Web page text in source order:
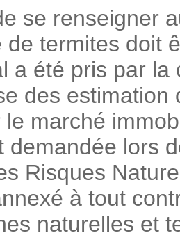
se renseigner
de termites doit
a été pris par la
des
marché
demandée lors
Risques
à tout
naturelles et